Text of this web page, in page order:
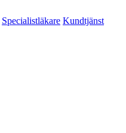
Specialistläkare Kundtjänst